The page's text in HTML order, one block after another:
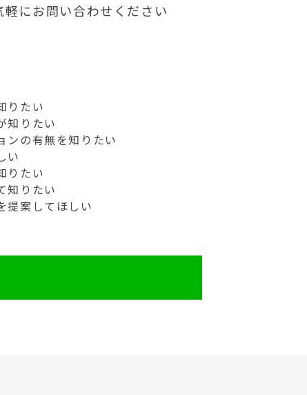
にお問い合わせください
りたい
知りたい
ンの有無を知りたい
い
りたい
知りたい
提案してほしい